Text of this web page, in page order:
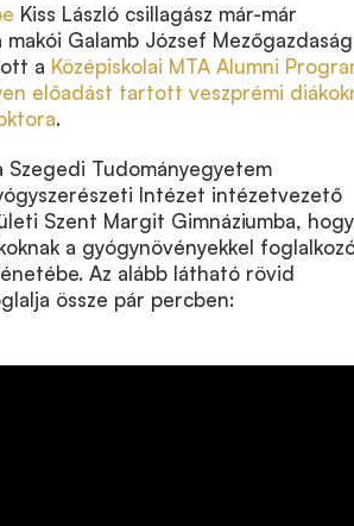
Kiss László csillagász már-már
Galamb József
a Középiskolai MTA Alumni
előadást tartott veszprémi
.
Szegedi Tudományegyetem
Intézet intézetvezető
Szent Margit Gimnáziumba, hogy
a gyógynövényekkel
Az alább látható rövid
össze pár percben: